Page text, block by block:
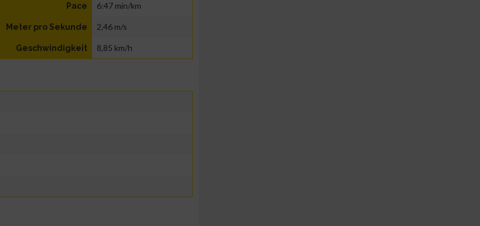
Pace 6:47 min/km
Meter pro Sekunde 2,46 m/s
Geschwindigkeit 8,85 km/h